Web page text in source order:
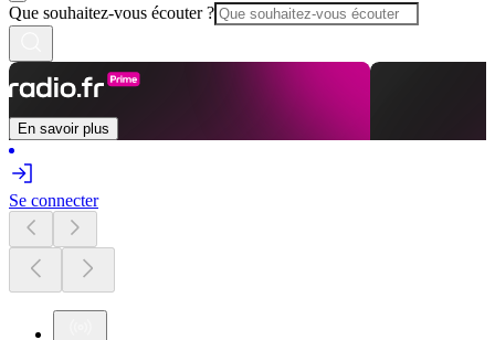
Que souhaitez-vous écouter ?
En savoir plus
Se connecter